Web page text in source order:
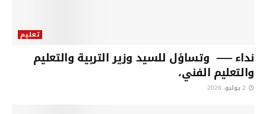
تعليم
نداء —– وتساؤل للسيد وزير التربية والتعليم
والتعليم الفني،